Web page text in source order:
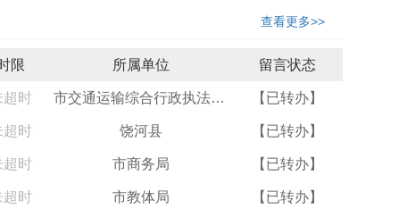
查看更多>>
限 所属单位 留言状态
超时 市交通运输综合行政执法支队 【已转办】
超时 饶河县 【已转办】
超时 市商务局 【已转办】
超时 市教体局 【已转办】